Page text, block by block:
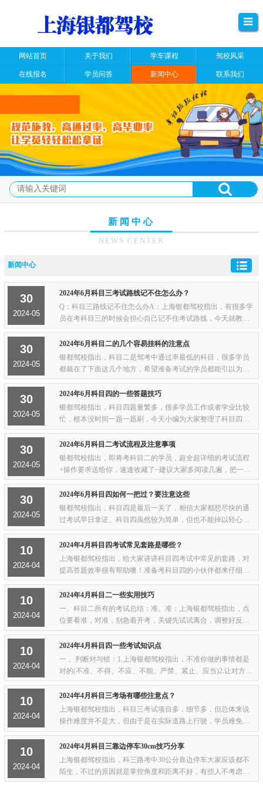
网站首页 关于我们 学车课程 驾校风采
在线报名 学员问答 新闻中心 联系我们
新闻中心
NEWS CENTER
新闻中心
30
2024-05
2024年6月科目三考试路线记不住怎么办？
Q：科目三路线记不住怎么办A：上海银都驾校指出，有很多学
员在考科目三的时候会担心自己记不住考试路线，今天就教你
们一招，科三学员都来看看。1、可以尝试自己把考场路线画下
来或者一些驾校可以把考场路线打印下来，...
30
2024-05
2024年6月科目二的几个容易挂科的注意点
银都驾校指出，科目二是驾考中通过率最低的科目，很多学员
都栽在了下面这几个地方，希望准备考试的学员都能引以为
戒。一、坡道溜车熄火01、上坡时离合器压的过死，爬坡时汽
车动力不足，导致中途停车甚至熄火；02、起...
30
2024-05
2024年6月科目四的一些答题技巧
银都驾校指出，科目四题量繁多，很多学员工作或者学业比较
忙，根本没时间一题一题刷，今天小编为大家整理了科目四的
通关口诀以及答题技巧，如果你正在备考科目四，一定不要错
过了！道路交通千万条，文明安全第一条；...
30
2024-05
2024年6月科目二考试流程及注意事项
银都驾校指出，即将考科目二的学员，超全超详细的考试流程
+操作要求送给你，速速收藏了~建议大家多阅读几遍，把一些
关键部分重点记忆，提前做好准备，考场上有条不紊不发慌。0
1到达考场候考大厅需要考试的尽量提前到...
30
2024-05
2024年6月科目四如何一把过？要注意这些
银都驾校指出，科目四是最后一关了，相信大家都想尽快的通
过考试早日拿证。科目四虽然较为简单，但也不能掉以轻心，
除了要打牢基础多刷题之外，还有几个细节上的问题要注意...考
试规则科目四主要考核安全文明驾驶操作...
10
2024-04
2024年4月科目四考试常见套路是哪些？
上海银都驾校指出，给大家讲讲科目四考试中常见的套路，对
提高答题效率很有帮助噢！准备考科目四的小伙伴都来仔细看
看！一、正确说法1、含有“不准、不得、不应、不能、严禁、
禁止、应当”等字眼的题目大多是对的；2...
10
2024-04
2024年4月科目二一些实用技巧
一、科目二所有的考试总结：准。准：上海银都驾校指出，点
位要看准，对准，别急着开考，关键先试试离合，调整好反光
镜。二、开始考试：要注意以下几个步骤：1.先踏下离合，挂1
档，左转向灯打开，喇叭按一下，手刹松下...
10
2024-04
2024年4月科目四一些考试知识点
一 、判断对与错：1.上海银都驾校指出，不准你做的事情都是
对的(不准、不得、不应、不能、严禁、紧止、应当)2.让对方先
走的都是对的(减速让行、停车让行、礼让通行、减速避让)3.慢
的都是对的(缓慢通过、减速、平稳、...
10
2024-04
2024年4月科目三考场有哪些注意点？
上海银都驾校指出，科目三考试项目多，细节多，但总体来说
操作难度并不是大，但由于是在实际道路上行驶，学员难免有
紧张情绪会影响到考试成绩的发挥。今天 小编就总结了这考试
的五大禁忌，希望大家看完之后避开这些错...
10
2024-04
2024年4月科目三靠边停车30cm技巧分享
上海银都驾校指出，科三路考中30公分靠边停车大家应该都不
陌生，不过的原因就是掌控角度和距离不好，有些人不考虑路
面状况就直接靠边停车，这是很难通过考试的。准确靠边停车3